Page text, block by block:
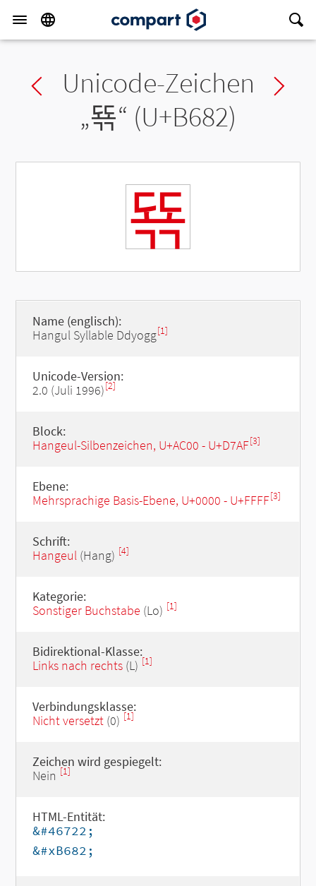
Previous char
Unicode-Zeichen
„뚂“ (U+B682)
뚂
Name (englisch):
Hangul Syllable Ddyogg[1]
Unicode-Version:
2.0 (Juli 1996)[2]
Block:
Hangeul-Silbenzeichen, U+AC00 - U+D7AF[3]
Ebene:
Mehrsprachige Basis-Ebene, U+0000 - U+FFFF[3]
Schrift:
Hangeul(Hang) [4]
Kategorie:
Sonstiger Buchstabe (Lo) [1]
Bidirektional-Klasse:
Links nach rechts(L) [1]
Verbindungsklasse:
Nicht versetzt(0) [1]
Zeichen wird gespiegelt:
Nein [1]
HTML-Entität:
&#46722;
&#xB682;